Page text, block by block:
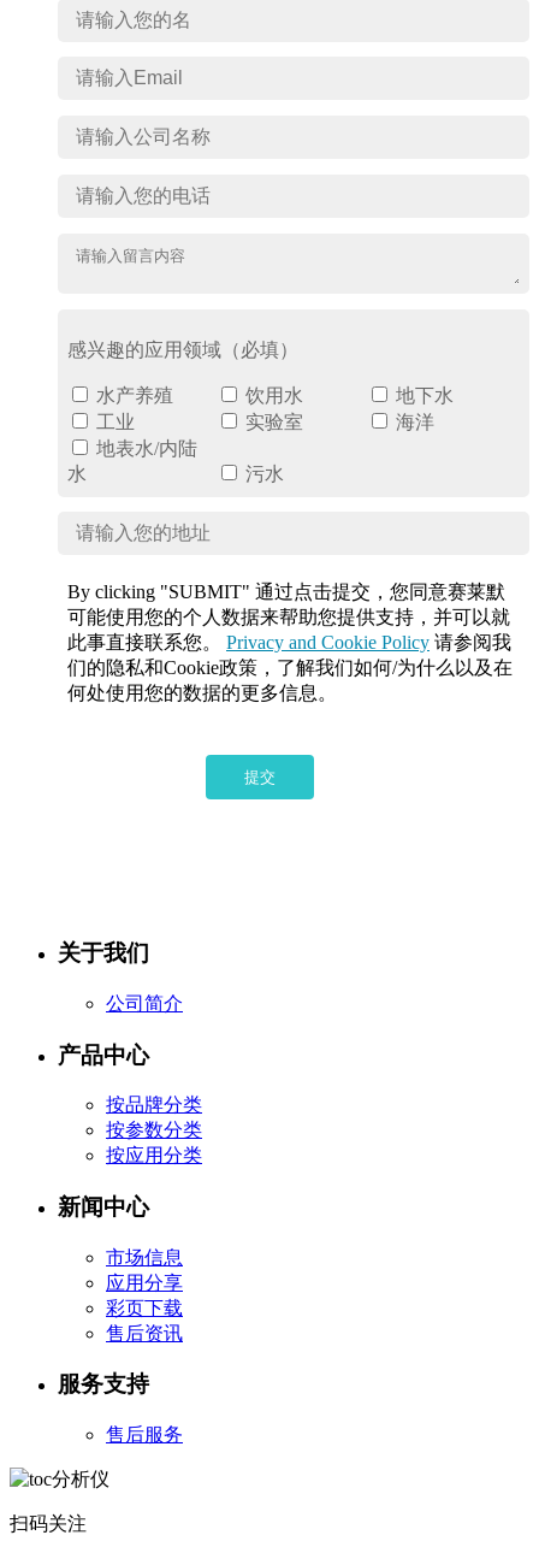
感兴趣的应用领域（必填）
水产养殖 饮用水
地下水
工业
实验室
海洋
地表水/内陆
水
污水
By clicking "SUBMIT" 通过点击提交，您同意赛莱默
可能使用您的个人数据来帮助您提供支持，并可以就
此事直接联系您。 Privacy and Cookie Policy 请参阅我
们的隐私和Cookie政策，了解我们如何/为什么以及在
何处使用您的数据的更多信息。
提交
关于我们
公司简介
产品中心
按品牌分类
按参数分类
按应用分类
新闻中心
市场信息
应用分享
彩页下载
售后资讯
服务支持
售后服务
扫码关注